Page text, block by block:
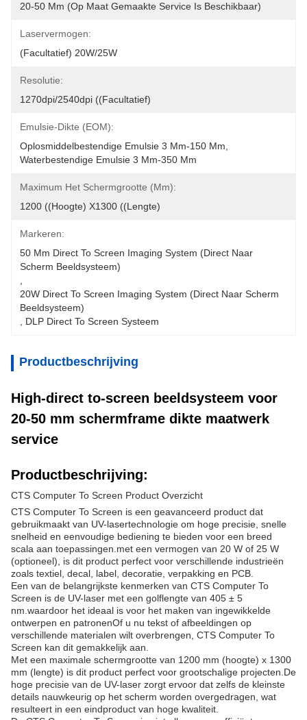
20-50 Mm (op Maat Gemaakte Service Is Beschikbaar)
Laservermogen:
(Facultatief) 20W/25W
Resolutie:
1270dpi/2540dpi ((Facultatief)
Emulsie-Dikte (EOM):
Oplosmiddelbestendige Emulsie 3 Μm-150 Μm,
Waterbestendige Emulsie 3 Μm-350 Μm
Maximum Het Schermgrootte (mm):
1200 ((hoogte) X1300 ((lengte)
Markeren:
50 Mm Direct To Screen Imaging System (direct Naar
Scherm Beeldsysteem)
20W Direct To Screen Imaging System (direct Naar Scherm
Beeldsysteem)
DLP Direct To Screen Systeem
Productbeschrijving
High-direct to-screen beeldsysteem voor
20-50 mm schermframe dikte maatwerk
service
Productbeschrijving:
CTS Computer To Screen Product Overzicht
CTS Computer To Screen is een geavanceerd product dat
gebruikmaakt van UV-lasertechnologie om hoge precisie, snelle
snelheid en eenvoudige bediening te bieden voor een breed
scala aan toepassingen.met een vermogen van 20 W of 25 W
(optioneel), is dit product perfect voor verschillende industrieën
zoals textiel, decal, label, decoratie, verpakking en PCB.
Een van de belangrijkste kenmerken van CTS Computer To
Screen is de UV-laser met een golflengte van 405 ± 5
nm.waardoor het ideaal is voor het maken van ingewikkelde
ontwerpen en patronenOf u nu tekst of afbeeldingen op
verschillende materialen wilt overbrengen, CTS Computer To
Screen kan dit gemakkelijk aan.
Met een maximale schermgrootte van 1200 mm (hoogte) x 1300
mm (lengte) is dit product perfect voor grootschalige projecten.De
hoge precisie van de UV-laser zorgt ervoor dat zelfs de kleinste
details nauwkeurig op het scherm worden overgedragen, wat
resulteert in een eindproduct van hoge kwaliteit.